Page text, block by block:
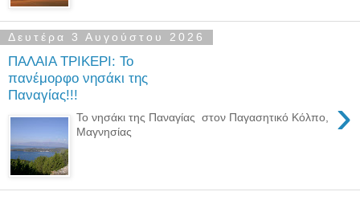
Δευτέρα 3 Αυγούστου 2026
ΠΑΛΑΙΑ ΤΡΙΚΕΡΙ: Το
πανέμορφο νησάκι της
Παναγίας!!!
›
Το νησάκι της Παναγίας στον Παγασητικό Κόλπο,
Μαγνησίας